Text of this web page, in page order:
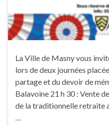
La Ville de Masny vous
lors de deux journées
partage et du devoir de
Balavoine 21 h 30 : Vente
de la traditionnelle retraite
…